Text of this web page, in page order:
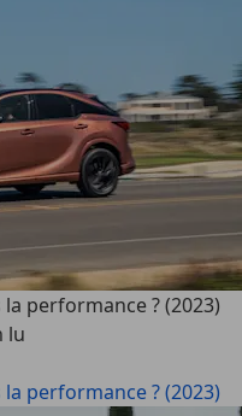
la performance ? (2023)
lu
la performance ? (2023)